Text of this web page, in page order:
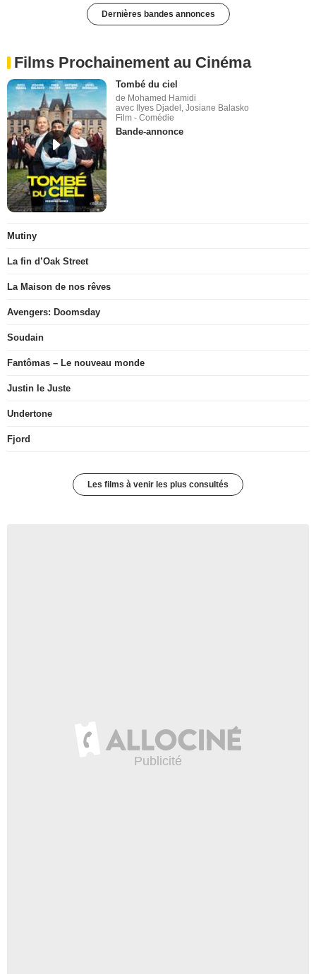
Dernières bandes annonces
Films Prochainement au Cinéma
Tombé du ciel
de Mohamed Hamidi
avec Ilyes Djadel, Josiane Balasko
Film - Comédie
Bande-annonce
Mutiny
La fin d’Oak Street
La Maison de nos rêves
Avengers: Doomsday
Soudain
Fantômas – Le nouveau monde
Justin le Juste
Undertone
Fjord
Les films à venir les plus consultés